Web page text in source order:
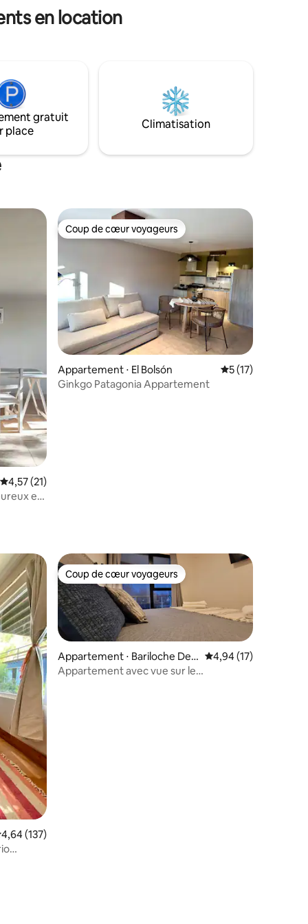
passeren location
gratuit
place
Climatisation
: 5 sur 5
Évaluation moyenne sur la base de 21 commentaires : 4,57 sur 5
4,57 (21)
et
Coup de cœur voyageurs
Coup de cœur voyageurs
Appartement ⋅ El Bolsón Évaluation
5 (17)
Ginkgo Patagonia Appartement
moyenne sur la base de 137 commentaires : 4,64 sur 5
4,64 (137)
Coup de cœur voyageurs
Coup de cœur voyageurs
Appartement ⋅ Bariloche Dep
artment
Évaluation moyenne
4,94 (17)
Appartement avec vue sur le